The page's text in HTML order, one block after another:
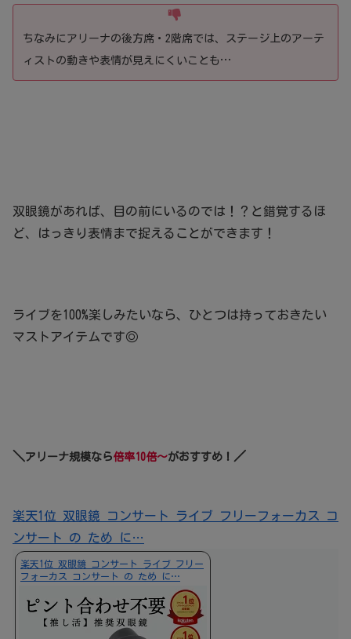
ちなみにアリーナの後方席・2階席では、ステージ上のアーテ
ィストの動きや表情が見えにくいことも…
双眼鏡があれば、目の前にいるのでは！？と錯覚するほ
ど、はっきり表情まで捉えることができます！
ライブを100%楽しみたいなら、ひとつは持っておきたい
マストアイテムです◎
＼ アリーナ規模なら倍率10倍～がおすすめ！ ／
楽天1位 双眼鏡 コンサート ライブ フリーフォーカス コ
ンサート の ため に…
楽天1位 双眼鏡 コンサート ライブ フリー
フォーカス コンサート の ため に…